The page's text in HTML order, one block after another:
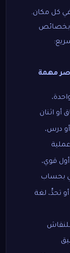
كل مكان.
بخصائص
مهمة
أو اثنان
درس،
قوي،
بحساب
تحدٍّ، لغة